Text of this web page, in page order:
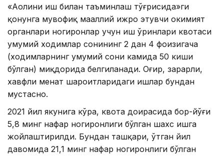
«Аҳолини иш билан таъминлаш тўғрисида»ги
қонунга мувофиқ маҳаллий ижро этувчи ҳокимият
органлари ногиронлар учун иш ўринлари квотаси
умумий ходимлар сонининг 2 дан 4 фоизигача
(ходимларнинг умумий сони камида 50 киши
бўлган) миқдорида белгиланади. Оғир, зарарли,
хавфли меҳнат шароитларидаги ишлар бундан
мустасно.
2021 йил якунига кўра, квота доирасида бор-йўғи
5,8 минг нафар ногиронлиги бўлган шахс ишга
жойлаштирилди. Бундан ташқари, ўтган йил
давомида 21,1 минг нафар ногиронлиги бўлган